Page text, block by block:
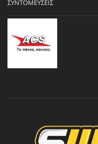
ΣΥΝΤΟΜΕΎΣΕΙΣ